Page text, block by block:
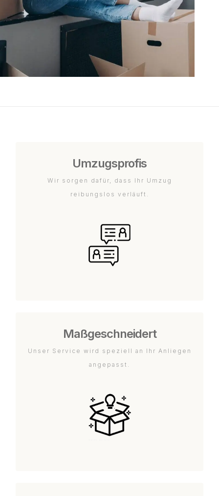
Umzugsprofis
Wir sorgen dafür, dass Ihr Umzug
reibungslos verläuft.
Maßgeschneidert
Unser Service wird speziell an Ihr Anliegen
angepasst.